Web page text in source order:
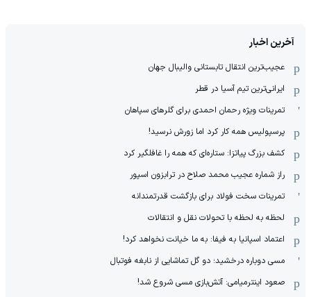
آخرین اخبار
عجیب‌ترین انتقال تابستانی والیبال جهان
ایرانی‌ترین تیم آسیا در قطر
تمرینات ویژه رحمان احمدی برای گلرهای سپاهان
پرسپولیس همه کار کرد اما زورش نرسید!
کشف بزرگ پیاتزا: ستاره‌ای که همه را غافلگیر کرد
راز شماره عجیب محمد صلاح در ترابزون اسپور
تمرینات سخت فولاد برای بازگشت قدرتمندانه
لحظه به لحظه با تحولات نقل و انتقالات
اعتماد اسپانیا به فیفا: به ما خیانت نخواهد کرد!
مسی دوباره درخشید؛ دو گل تماشایی از نابغه فوتبال
صعود اینترمیامی: آتش‌بازی مسی شروع شد!